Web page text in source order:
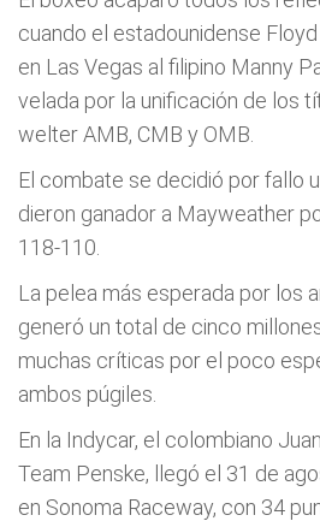
cuando el estadounidense
en Las Vegas al filipino Manny
velada por la unificación de los
welter AMB, CMB y OMB.
El combate se decidió por fallo
dieron ganador a Mayweather
118-110.
La pelea más esperada por los
generó un total de cinco
muchas críticas por el poco
ambos púgiles.
En la Indycar, el colombiano
Team Penske, llegó el 31 de
en Sonoma Raceway, con 34